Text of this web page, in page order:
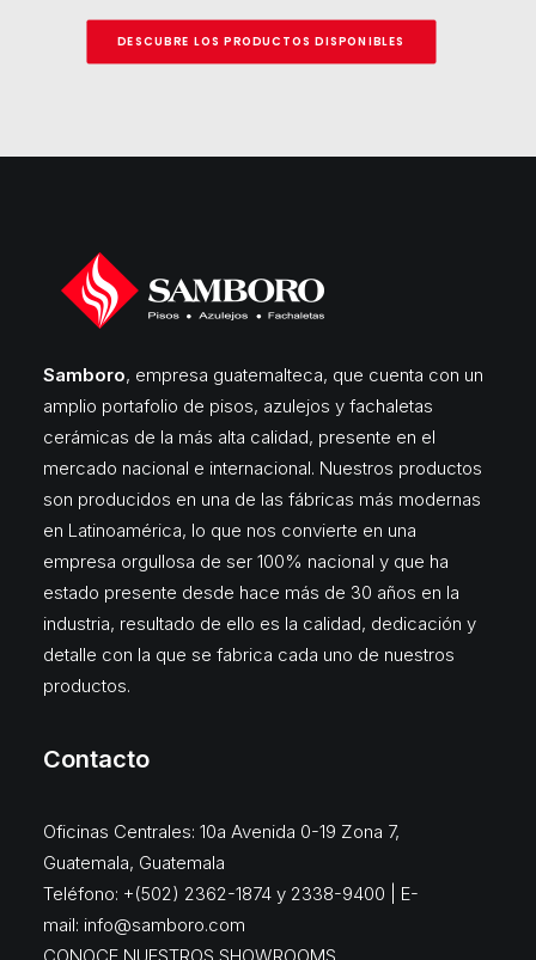
DESCUBRE LOS PRODUCTOS DISPONIBLES
Samboro, empresa guatemalteca, que cuenta con un
amplio portafolio de pisos, azulejos y fachaletas
cerámicas de la más alta calidad, presente en el
mercado nacional e internacional. Nuestros productos
son producidos en una de las fábricas más modernas
en Latinoamérica, lo que nos convierte en una
empresa orgullosa de ser 100% nacional y que ha
estado presente desde hace más de 30 años en la
industria, resultado de ello es la calidad, dedicación y
detalle con la que se fabrica cada uno de nuestros
productos.
Contacto
Oficinas Centrales: 10a Avenida 0-19 Zona 7,
Guatemala, Guatemala
Teléfono: +(502) 2362-1874 y 2338-9400 | E-
mail: info@samboro.com